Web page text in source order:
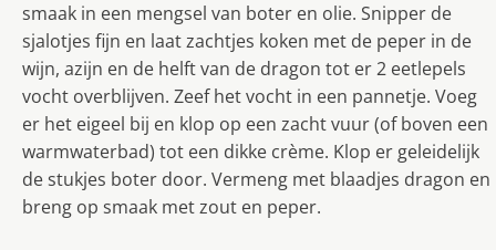
smaak in een mengsel van boter en olie. Snipper de
sjalotjes fijn en laat zachtjes koken met de peper in de
wijn, azijn en de helft van de dragon tot er 2 eetlepels
vocht overblijven. Zeef het vocht in een pannetje. Voeg
er het eigeel bij en klop op een zacht vuur (of boven een
warmwaterbad) tot een dikke crème. Klop er geleidelijk
de stukjes boter door. Vermeng met blaadjes dragon en
breng op smaak met zout en peper.